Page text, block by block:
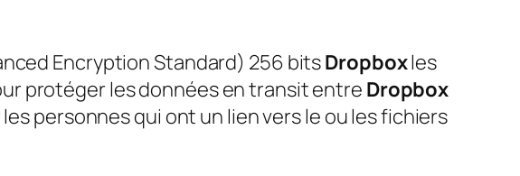
Encryption Standard) 256 bitsDropboxles
protéger les données en transit entre Dropbox
personnes qui ont un lien vers le ou les fichiers